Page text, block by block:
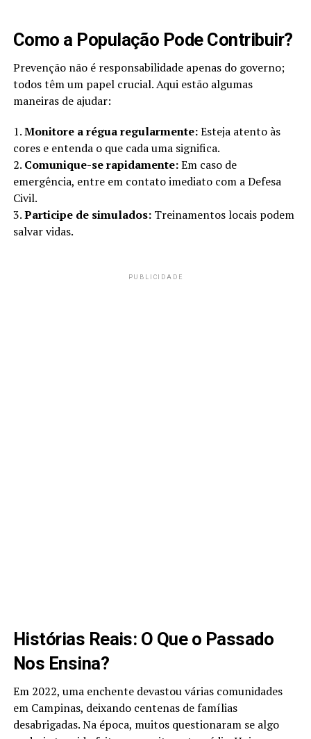
Como a População Pode Contribuir?
Prevenção não é responsabilidade apenas do governo;
todos têm um papel crucial. Aqui estão algumas
maneiras de ajudar:
1.Monitore a régua regularmente:Esteja atento às
cores e entenda o que cada uma significa.
2. Comunique-se rapidamente:Em caso de
emergência, entre em contato imediato com a Defesa
Civil.
3.Participe de simulados:Treinamentos locais podem
salvar vidas.
PUBLICIDADE
Histórias Reais: O Que o Passado
Nos Ensina?
Em 2022, uma enchente devastou várias comunidades
em Campinas, deixando centenas de famílias
desabrigadas. Na época, muitos questionaram se algo